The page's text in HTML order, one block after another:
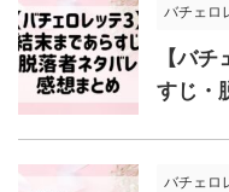
バチェロ
【バ
すじ・
バチェロ